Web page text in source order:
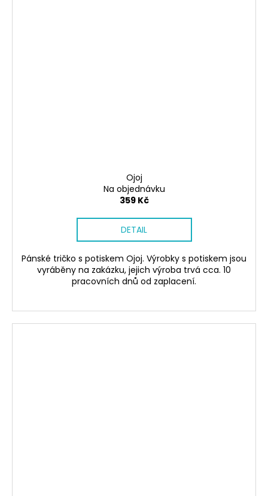
Ojoj
Na objednávku
359 Kč
DETAIL
Pánské tričko s potiskem Ojoj. Výrobky s potiskem jsou
vyráběny na zakázku, jejich výroba trvá cca. 10
pracovních dnů od zaplacení.